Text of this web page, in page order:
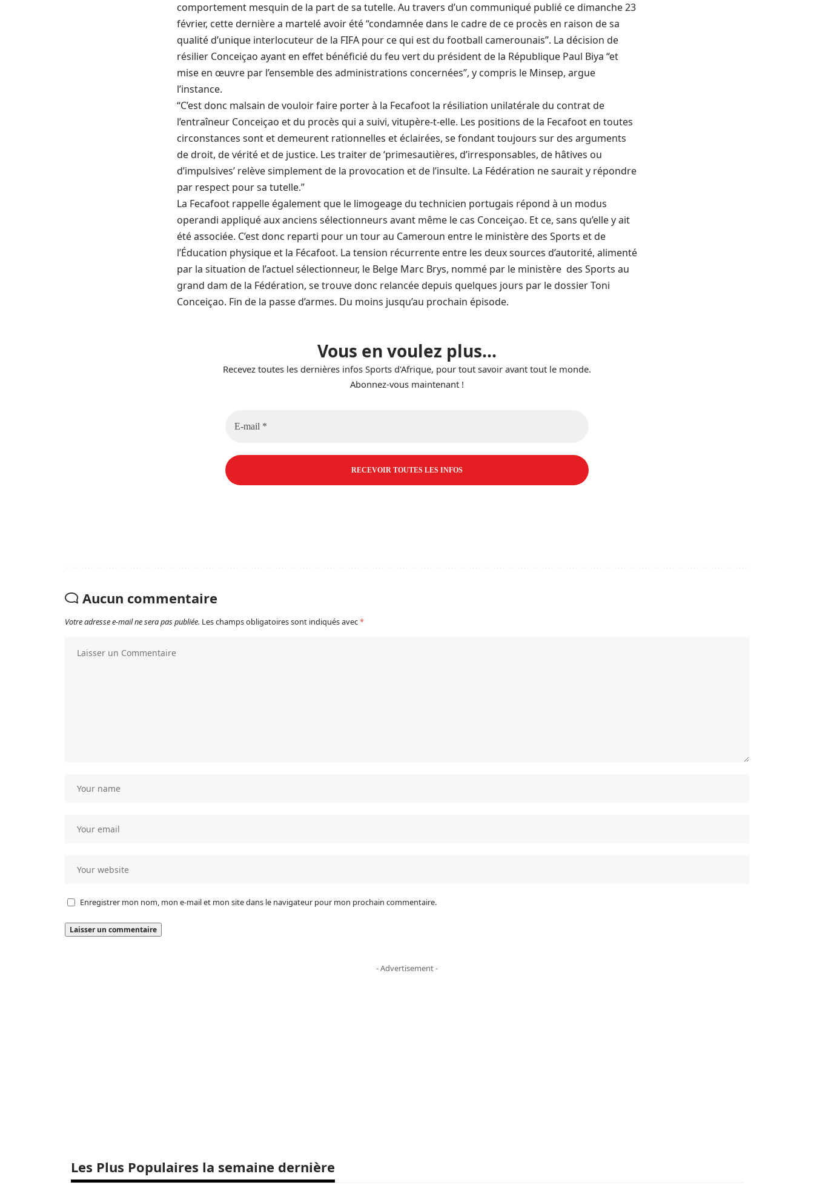
comportement mesquin de la part de sa tutelle. Au travers d’un communiqué publié ce dimanche 23
février, cette dernière a martelé avoir été “condamnée dans le cadre de ce procès en raison de sa
qualité d’unique interlocuteur de la FIFA pour ce qui est du football camerounais”. La décision de
résilier Conceiçao ayant en effet bénéficié du feu vert du président de la République Paul Biya “et
mise en œuvre par l’ensemble des administrations concernées”, y compris le Minsep, argue
l’instance.
“C’est donc malsain de vouloir faire porter à la Fecafoot la résiliation unilatérale du contrat de
l’entraîneur Conceiçao et du procès qui a suivi, vitupère-t-elle. Les positions de la Fecafoot en toutes
circonstances sont et demeurent rationnelles et éclairées, se fondant toujours sur des arguments
de droit, de vérité et de justice. Les traiter de ‘primesautières, d’irresponsables, de hâtives ou
d’impulsives’ relève simplement de la provocation et de l’insulte. La Fédération ne saurait y répondre
par respect pour sa tutelle.”
La Fecafoot rappelle également que le limogeage du technicien portugais répond à un modus
operandi appliqué aux anciens sélectionneurs avant même le cas Conceiçao. Et ce, sans qu’elle y ait
été associée. C’est donc reparti pour un tour au Cameroun entre le ministère des Sports et de
l’Éducation physique et la Fécafoot. La tension récurrente entre les deux sources d’autorité, alimenté
par la situation de l’actuel sélectionneur, le Belge Marc Brys, nommé par le ministère des Sports au
grand dam de la Fédération, se trouve donc relancée depuis quelques jours par le dossier Toni
Conceiçao. Fin de la passe d’armes. Du moins jusqu’au prochain épisode.
Vous en voulez plus...
Recevez toutes les dernières infos Sports d'Afrique, pour tout savoir avant tout le monde.
Abonnez-vous maintenant !
Aucun commentaire
Votre adresse e-mail ne sera pas publiée. Les champs obligatoires sont indiqués avec*
Enregistrer mon nom, mon e-mail et mon site dans le navigateur pour mon prochain commentaire.
- Advertisement -
Les Plus Populaires la semaine dernière